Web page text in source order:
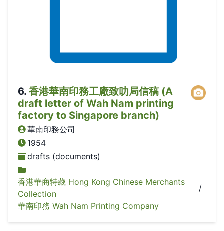
6. 香港華南印務工廠致叻局信稿 (A
draft letter of Wah Nam printing
factory to Singapore branch)
華南印務公司
1954
drafts (documents)
香港華商特藏 Hong Kong Chinese Merchants
Collection
/
華南印務 Wah Nam Printing Company